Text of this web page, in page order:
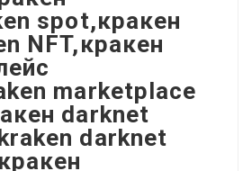
spot,кракен
NFT,кракен
marketplace
darknet
darknet